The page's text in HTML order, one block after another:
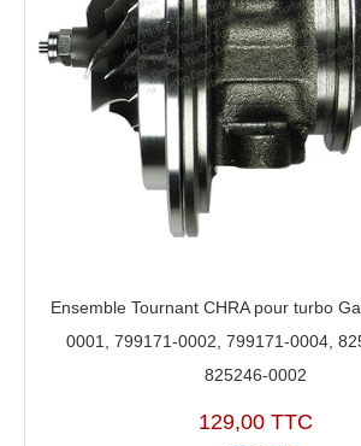
Ensemble Tournant CHRA pour turbo
0001, 799171-0002, 799171-0004,
825246-0002
129,00 TTC